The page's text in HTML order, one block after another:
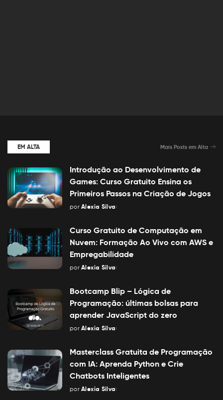
EM ALTA Mais Posts em Alta
Introdução ao Desenvolvimento de
Games: Curso Gratuito Ensina os
Primeiros Passos na Criação de Jogos
Posted
por Alexia Silva
Curso Gratuito de Computação em
Nuvem: Formação Ao Vivo com AWS e
Empregabilidade
Posted
por Alexia Silva
Bootcamp Blip – Lógica de
Programação: últimas bolsas para
aprender JavaScript do zero
Posted
por Alexia Silva
Masterclass Gratuita de Programação
com IA: Aprenda Python e Crie
Chatbots Inteligentes
Posted
por Alexia Silva